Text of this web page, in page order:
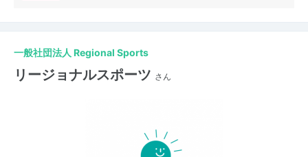
一般社団法人 Regional Sports
リージョナルスポーツ さん